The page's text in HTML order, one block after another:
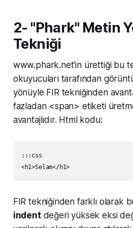
2- "Phark" Metin
Tekniği
www.phark.net'in ürettiği bu
okuyucuları tarafından
yönüyle FIR tekniğinden
fazladan <span> etiketi
avantajlıdır. Html kodu:
:::css
FIR tekniğinden farklı olarak
indentdeğeri yüksek eksi